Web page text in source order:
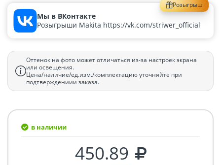
Розыгрыш
Мы в ВКонтакте
Розыгрыши Makita https://vk.com/striwer_official
Оттенок на фото может отличаться из-за настроек экрана
или освещения.
Цена/наличие/ед.изм./комплектацию уточняйте при
подтверждениии заказа.
в наличии
450.89